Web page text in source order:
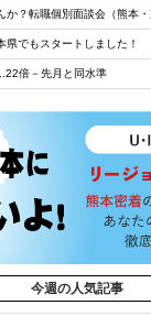
か？転職個別面談会（熊本
県でもスタートしました！
倍－先月と同水準
今週の人気記事